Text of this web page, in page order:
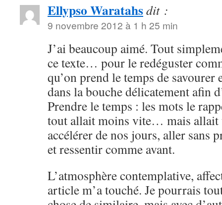
Ellypso Waratahsdit :
9 novembre 2012 à 1 h 25 min
J’ai beaucoup aimé. Tout
ce texte… pour le redéguster
qu’on prend le temps de
dans la bouche délicatement afin
Prendre le temps : les mots le
tout allait moins vite… mais allait
accélérer de nos jours, aller sans
et ressentir comme avant.
L’atmosphère contemplative,
article m’a touché. Je pourrais